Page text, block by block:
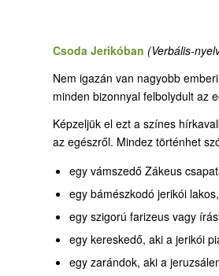
Csoda Jerikóban (Verbális-
Nem igazán van nagyobb
minden bizonnyal felbolydult az
Képzeljük el ezt a színes
az egészről. Mindez történhet
egy vámszedő Zákeus
egy bámészkodó jerikói lakos,
egy szigorú farizeus vagy
egy kereskedő, aki a jerikói
egy zarándok, aki a